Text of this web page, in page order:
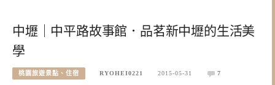
中壢｜中平路故事館．品茗新中壢的生活美
學
桃園旅遊景點、住宿 RYOHEI0221 2015-05-31 7